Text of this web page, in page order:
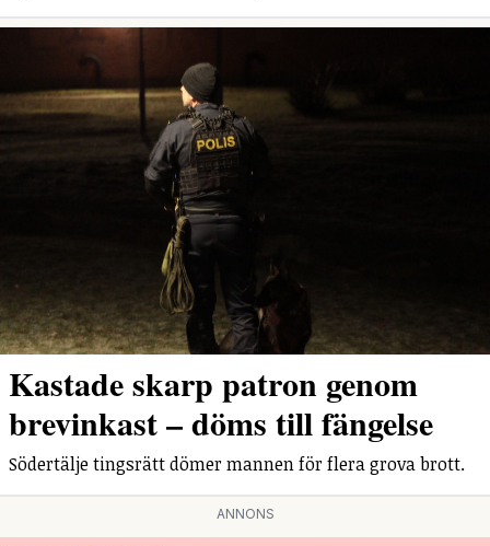
Kastade skarp patron genom
brevinkast – döms till fängelse
Södertälje tingsrätt dömer mannen för flera grova brott.
ANNONS